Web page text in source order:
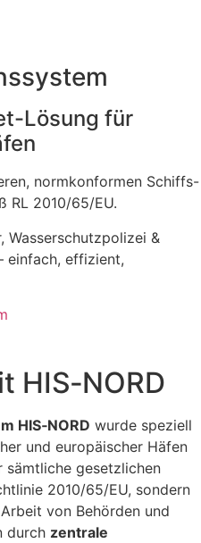
Lösung für
normkonformen Schiffs-
RL 2010/65/EU.
Wasserschutzpolizei &
einfach, effizient,
HIS‑NORD
HIS‑NORD wurde speziell
und europäischer Häfen
gesetzlichen
2010/65/EU, sondern
von Behörden und
durch zentrale